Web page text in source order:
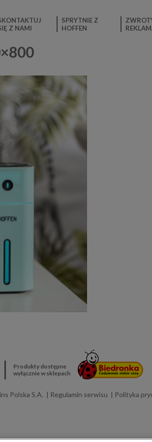
Z NAMI
SPRYTNIE Z
HOFFEN
Produkty dostępne
wyłącznie w sklepach
Polska S.A. Regulamin serwisu Polityka